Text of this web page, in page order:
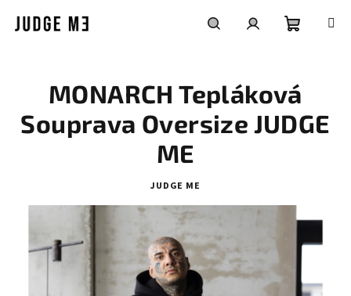
košík
MONARCH Tepláková
Souprava Oversize JUDGE
ME
JUDGE ME